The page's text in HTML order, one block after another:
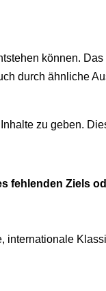
können.
durch ähnliche
zu geben.
fehlenden Ziels
internationale